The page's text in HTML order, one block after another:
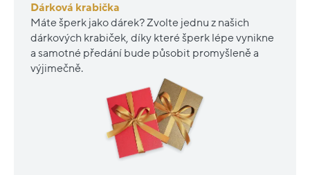
Dárková krabička
Máte šperk jako dárek? Zvolte jednu z našich
dárkových krabiček, díky které šperk lépe vynikne
a samotné předání bude působit promyšleně a
výjimečně.